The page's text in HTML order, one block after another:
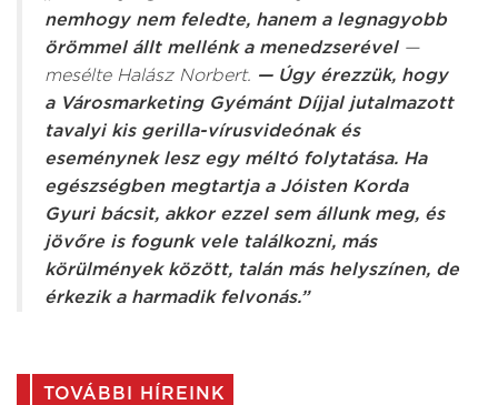
nemhogy nem feledte, hanem a legnagyobb
örömmel állt mellénk a menedzserével—
mesélte Halász Norbert. — Úgy érezzük, hogy
a Városmarketing Gyémánt Díjjal jutalmazott
tavalyi kis gerilla-vírusvideónak és
eseménynek lesz egy méltó folytatása. Ha
egészségben megtartja a Jóisten Korda
Gyuri bácsit, akkor ezzel sem állunk meg, és
jövőre is fogunk vele találkozni, más
körülmények között, talán más helyszínen, de
érkezik a harmadik felvonás.”
TOVÁBBI HÍREINK